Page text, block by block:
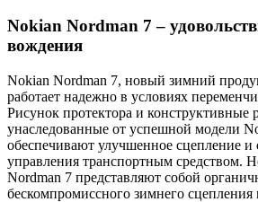
Nokian Nordman 7 –
вождения
Nokian Nordman 7, новый зимний
работает надежно в условиях
Рисунок протектора и конструктивные
унаследованные от успешной модели
обеспечивают улучшенное сцепление и
управления транспортным средством.
Nordman 7 представляют собой
бескомпромиссного зимнего сцепления